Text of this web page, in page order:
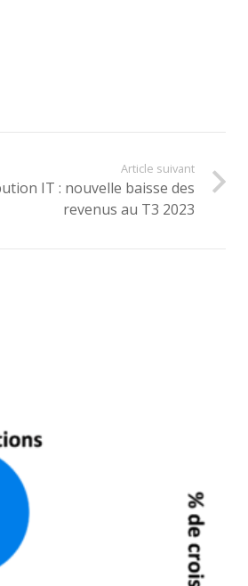
Article suivant
IT : nouvelle baisse des
revenus au T3 2023